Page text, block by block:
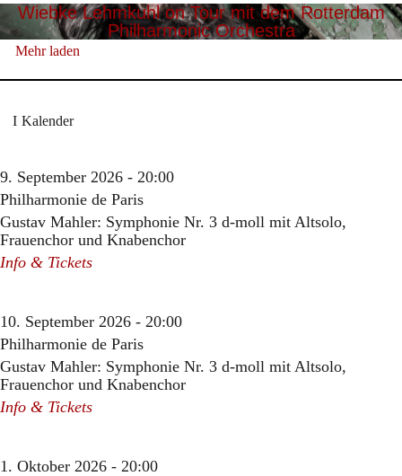
Wiebke Lehmkuhl on Tour mit dem Rotterdam
Philharmonic Orchestra
Mehr laden
Kalender
9. September 2026 - 20:00
Philharmonie de Paris
Gustav Mahler: Symphonie Nr. 3 d-moll mit Altsolo,
Frauenchor und Knabenchor
Info & Tickets
10. September 2026 - 20:00
Philharmonie de Paris
Gustav Mahler: Symphonie Nr. 3 d-moll mit Altsolo,
Frauenchor und Knabenchor
Info & Tickets
1. Oktober 2026 - 20:00